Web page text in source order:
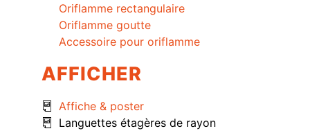
Oriflamme rectangulaire
Oriflamme goutte
Accessoire pour oriflamme
AFFICHER
Affiche & poster
Languettes étagères de rayon